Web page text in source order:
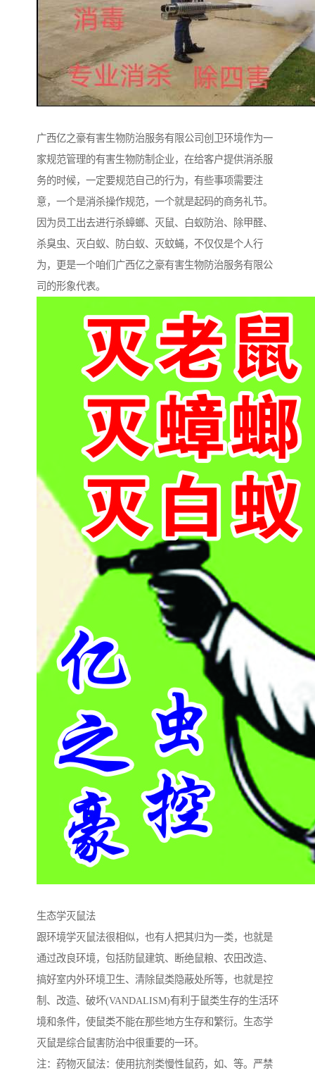
广西亿之豪有害生物防治服务有限公司创卫环境作为一
家规范管理的有害生物防制企业，在给客户提供消杀服
务的时候，一定要规范自己的行为，有些事项需要注
意，一个是消杀操作规范，一个就是起码的商务礼节。
因为员工出去进行杀蟑螂、灭鼠、白蚁防治、除甲醛、
杀臭虫、灭白蚁、防白蚁、灭蚊蝇，不仅仅是个人行
为，更是一个咱们广西亿之豪有害生物防治服务有限公
司的形象代表。
生态学灭鼠法
跟环境学灭鼠法很相似，也有人把其归为一类，也就是
通过改良环境，包括防鼠建筑、断绝鼠粮、农田改造、
搞好室内外环境卫生、清除鼠类隐蔽处所等，也就是控
制、改造、破坏(VANDALISM)有利于鼠类生存的生活环
境和条件，使鼠类不能在那些地方生存和繁衍。生态学
灭鼠是综合鼠害防治中很重要的一环。
注：药物灭鼠法：使用抗剂类慢性鼠药，如、等。严禁